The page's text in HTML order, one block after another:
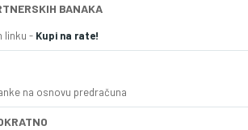
BANAKA
linku - Kupi na rate!
na osnovu predračuna